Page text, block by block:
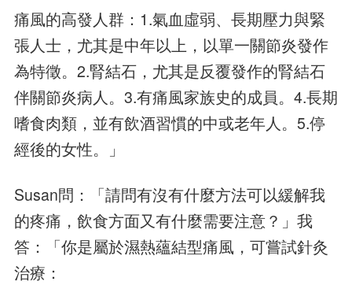
痛風的高發人群：1.氣血虛弱、長期壓力與緊
張人士，尤其是中年以上，以單一關節炎發作
為特徵。2.腎結石，尤其是反覆發作的腎結石
伴關節炎病人。3.有痛風家族史的成員。4.長期
嗜食肉類，並有飲酒習慣的中或老年人。5.停
經後的女性。」
Susan問：「請問有沒有什麼方法可以緩解我
的疼痛，飲食方面又有什麼需要注意？」我
答：「你是屬於濕熱蘊結型痛風，可嘗試針灸
治療：